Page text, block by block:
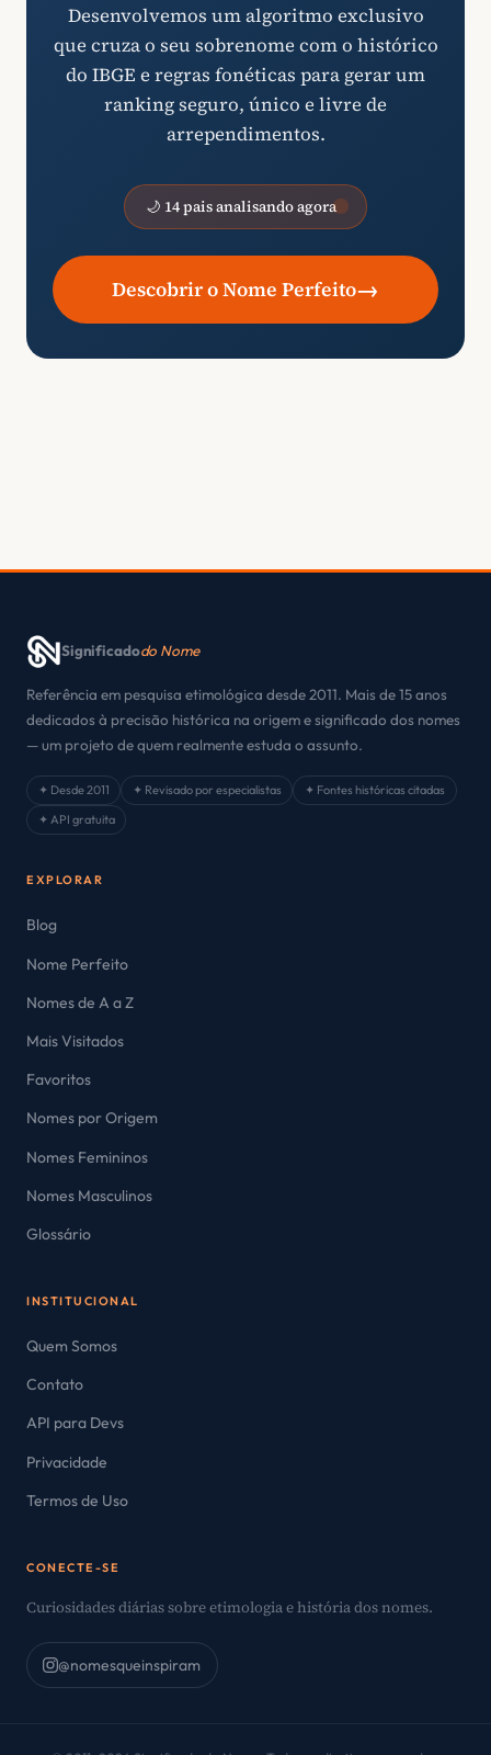
Desenvolvemos um algoritmo exclusivo
que cruza o seu sobrenome com o histórico
do IBGE e regras fonéticas para gerar um
ranking seguro, único e livre de
arrependimentos.
🌙 14 pais analisando agora
Descobrir o Nome Perfeito→
Significadodo Nome
Referência em pesquisa etimológica desde 2011. Mais de 15 anos
dedicados à precisão histórica na origem e significado dos nomes
— um projeto de quem realmente estuda o assunto.
✦ Desde 2011 ✦ Revisado por especialistas
✦ Fontes históricas citadas
✦ API gratuita
EXPLORAR
Blog
Nome Perfeito
Nomes de A a Z
Mais Visitados
Favoritos
Nomes por Origem
Nomes Femininos
Nomes Masculinos
Glossário
INSTITUCIONAL
Quem Somos
Contato
API para Devs
Privacidade
Termos de Uso
CONECTE-SE
Curiosidades diárias sobre etimologia e história dos nomes.
@nomesqueinspiram